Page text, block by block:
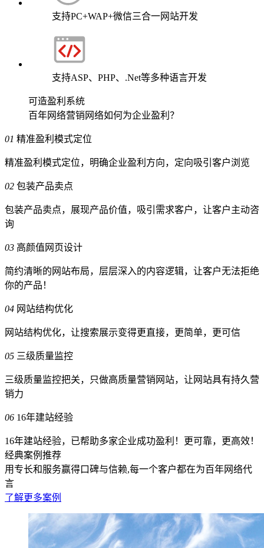
支持PC+WAP+微信三合一网站开发
支持ASP、PHP、.Net等多种语言开发
可造盈利系统
百年网络营销网络如何为企业盈利？
01 精准盈利模式定位
精准盈利模式定位，明确企业盈利方向，定向吸引客户浏览
02 包装产品卖点
包装产品卖点，展现产品价值，吸引需求客户，让客户主动咨
询
03 高颜值网页设计
简约清晰的网站布局，层层深入的内容逻辑，让客户无法拒绝
你的产品！
04 网站结构优化
网站结构优化，让搜索展示变得更直接，更简单，更可信
05 三级质量监控
三级质量监控把关，只做高质量营销网站，让网站具有持久营
销力
06 16年建站经验
16年建站经验，已帮助多家企业成功盈利！更可靠，更高效！
经典案例推荐
用专长和服务赢得口碑与信赖,每一个客户都在为百年网络代
言
了解更多案例